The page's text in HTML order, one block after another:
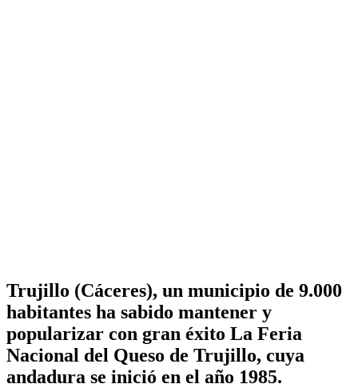
Trujillo (Cáceres), un municipio de 9.000
habitantes ha sabido mantener y
popularizar con gran éxito La Feria
Nacional del Queso de Trujillo, cuya
andadura se inició en el año 1985.